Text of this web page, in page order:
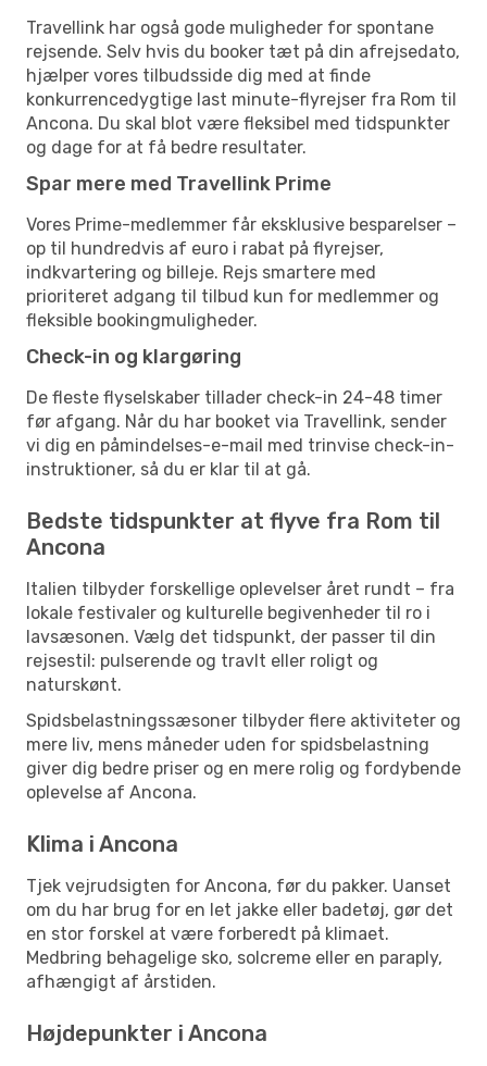
Travellink har også gode muligheder for spontane
rejsende. Selv hvis du booker tæt på din afrejsedato,
hjælper vores tilbudsside dig med at finde
konkurrencedygtige last minute-flyrejser fra Rom til
Ancona. Du skal blot være fleksibel med tidspunkter
og dage for at få bedre resultater.
Spar mere med Travellink Prime
Vores Prime-medlemmer får eksklusive besparelser –
op til hundredvis af euro i rabat på flyrejser,
indkvartering og billeje. Rejs smartere med
prioriteret adgang til tilbud kun for medlemmer og
fleksible bookingmuligheder.
Check-in og klargøring
De fleste flyselskaber tillader check-in 24-48 timer
før afgang. Når du har booket via Travellink, sender
vi dig en påmindelses-e-mail med trinvise check-in-
instruktioner, så du er klar til at gå.
Bedste tidspunkter at flyve fra Rom til
Ancona
Italien tilbyder forskellige oplevelser året rundt – fra
lokale festivaler og kulturelle begivenheder til ro i
lavsæsonen. Vælg det tidspunkt, der passer til din
rejsestil: pulserende og travlt eller roligt og
naturskønt.
Spidsbelastningssæsoner tilbyder flere aktiviteter og
mere liv, mens måneder uden for spidsbelastning
giver dig bedre priser og en mere rolig og fordybende
oplevelse af Ancona.
Klima i Ancona
Tjek vejrudsigten for Ancona, før du pakker. Uanset
om du har brug for en let jakke eller badetøj, gør det
en stor forskel at være forberedt på klimaet.
Medbring behagelige sko, solcreme eller en paraply,
afhængigt af årstiden.
Højdepunkter i Ancona